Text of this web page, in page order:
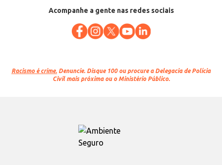
Acompanhe a gente nas redes sociais
Racismo é crime. Denuncie. Disque 100 ou procure a Delegacia de Polícia
Civil mais próxima ou o Ministério Público.